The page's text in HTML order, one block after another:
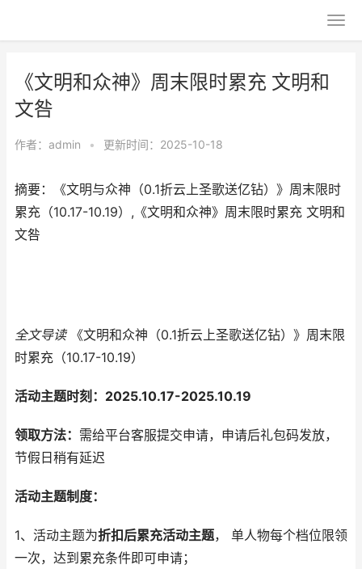
《文明和众神》周末限时累充 文明和
文咎
作者： admin • 更新时间：2025-10-18
摘要：《文明与众神（0.1折云上圣歌送亿钻）》周末限时
累充（10.17-10.19）,《文明和众神》周末限时累充 文明和
文咎
全文导读《文明和众神（0.1折云上圣歌送亿钻）》周末限
时累充（10.17-10.19）
活动主题时刻： 2025.10.17-2025.10.19
领取方法： 需给平台客服提交申请，申请后礼包码发放，
节假日稍有延迟
活动主题制度：
1、活动主题为折扣后累充活动主题， 单人物每个档位限领
一次，达到累充条件即可申请；